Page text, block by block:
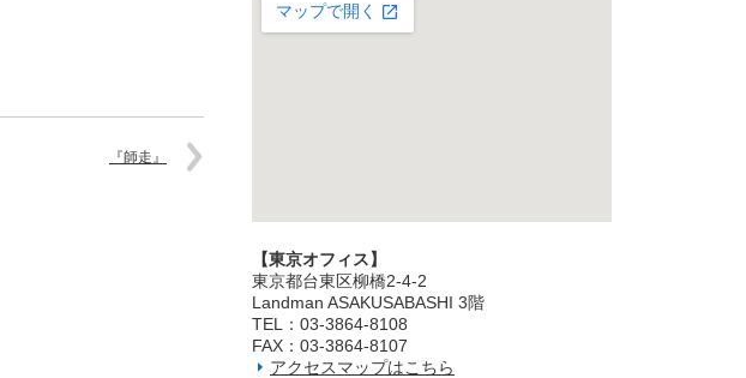
『師走』
【東京オフィス】
東京都台東区柳橋2‐4‐2
Landman ASAKUSABASHI 3階
TEL：03‐3864‐8108
FAX：03‐3864‐8107
アクセスマップはこちら